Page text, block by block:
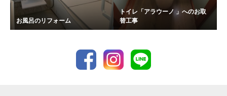
お風呂のリフォーム
トイレ「アラウーノ 」へのお取
替工事